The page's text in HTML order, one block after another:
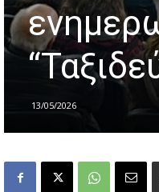
13/05/2026